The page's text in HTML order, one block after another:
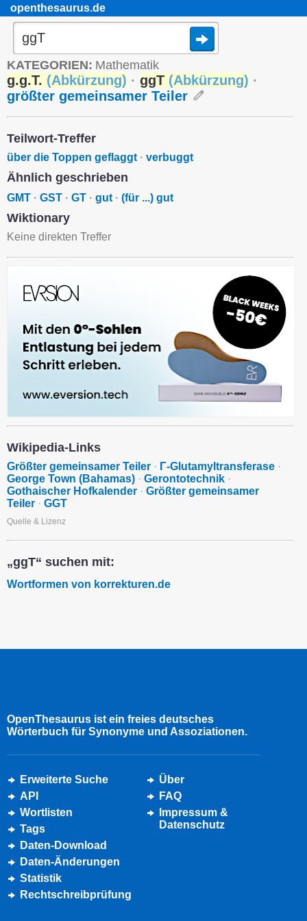
openthesaurus.de
KATEGORIEN: Mathematik
g.g.T. (Abkürzung) · ggT (Abkürzung) ·
größter gemeinsamer Teiler
Teilwort-Treffer
über die Toppen geflaggt · verbuggt
Ähnlich geschrieben
GMT · GST · GT · gut · (für ...) gut
Wiktionary
Keine direkten Treffer
Wikipedia-Links
Größter gemeinsamer Teiler · Γ-Glutamyltransferase ·
George Town (Bahamas) · Gerontotechnik ·
Gothaischer Hofkalender · Größter gemeinsamer
Teiler · GGT
Quelle & Lizenz
„ggT“ suchen mit:
Wortformen von korrekturen.de
OpenThesaurus ist ein freies deutsches
Wörterbuch für Synonyme und Assoziationen.
Erweiterte Suche
API
Wortlisten
Tags
Daten-Download
Daten-Änderungen
Statistik
Rechtschreibprüfung
Über
FAQ
Impressum &
Datenschutz